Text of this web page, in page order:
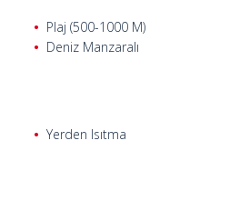
Plaj (500-1000 M)
Deniz Manzaralı
Yerden Isıtma